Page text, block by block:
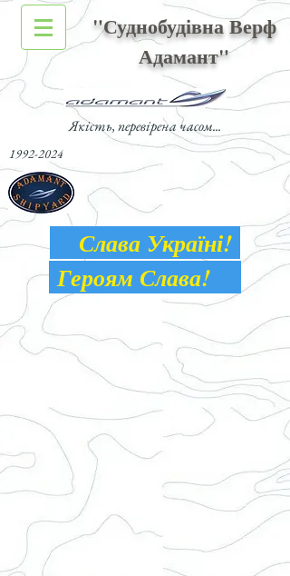
"Суднобудівна Верф
Адамант"
Якість, перевірена часом...
1992-2024
Слава Україні!
Героям Слава!